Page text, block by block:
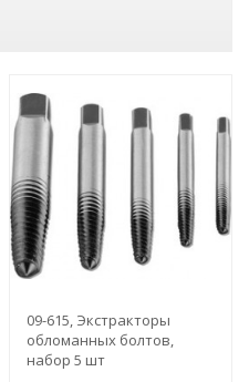
09-615, Экстракторы
обломанных болтов,
набор 5 шт